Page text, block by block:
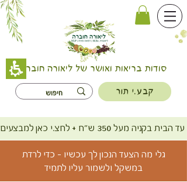
סודות בריאות ואושר של ליאורה חוברה
קבע.י תור
ש"ח + לחצ.י כאן למבצעים
גלי מה הצעד הנכון לך עכשיו - כדי לרדת
במשקל ולשמור עליו לתמיד